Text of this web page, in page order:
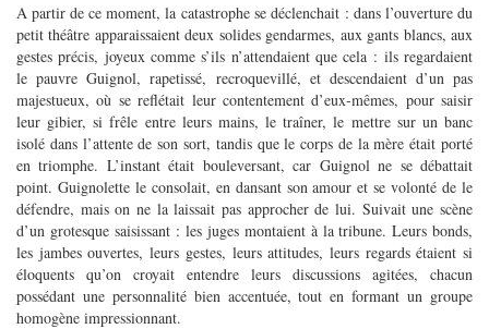
A partir de ce moment, la catastrophe se déclenchait : dans l’ouverture du
petit théâtre apparaissaient deux solides gendarmes, aux gants blancs, aux
gestes précis, joyeux comme s’ils n’attendaient que cela : ils regardaient
le pauvre Guignol, rapetissé, recroquevillé, et descendaient d’un pas
majestueux, où se reflétait leur contentement d’eux-mêmes, pour saisir
leur gibier, si frêle entre leurs mains, le traîner, le mettre sur un banc
isolé dans l’attente de son sort, tandis que le corps de la mère était porté
en triomphe. L’instant était bouleversant, car Guignol ne se débattait
point. Guignolette le consolait, en dansant son amour et se volonté de le
défendre, mais on ne la laissait pas approcher de lui. Suivait une scène
d’un grotesque saisissant : les juges montaient à la tribune. Leurs bonds,
les jambes ouvertes, leurs gestes, leurs attitudes, leurs regards étaient si
éloquents qu’on croyait entendre leurs discussions agitées, chacun
possédant une personnalité bien accentuée, tout en formant un groupe
homogène impressionnant.